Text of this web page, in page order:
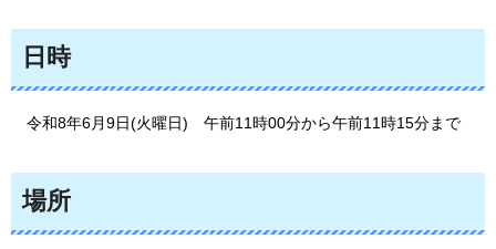
日時
令和8年6月9日(火曜日) 午前11時00分から午前11時15分まで
場所